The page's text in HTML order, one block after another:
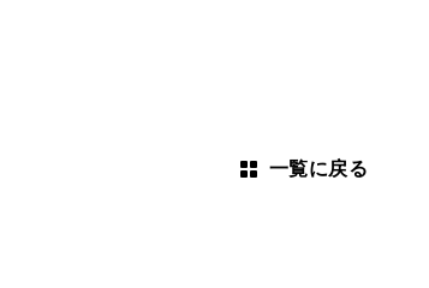
一覧に戻る